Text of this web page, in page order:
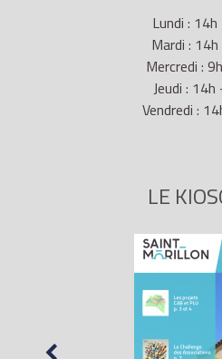
Lundi :
Mardi :
Mercredi :
Jeudi :
Vendredi :
LE